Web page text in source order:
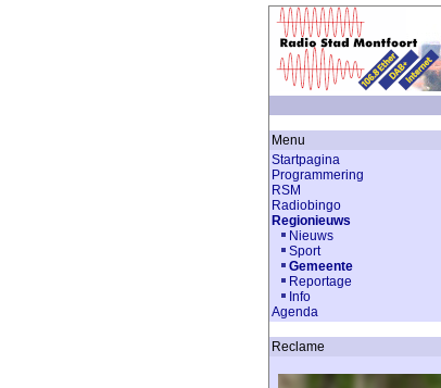
Menu
Startpagina
Programmering
RSM
Radiobingo
Regionieuws
Nieuws
Sport
Gemeente
Reportage
Info
Agenda
Reclame